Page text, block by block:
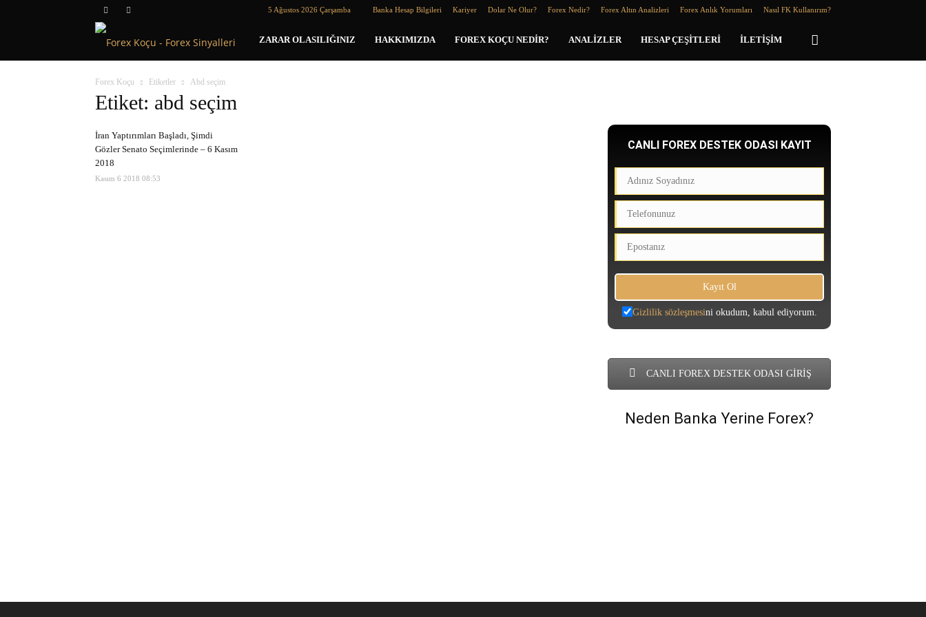
5 Ağustos 2026 Çarşamba Banka Hesap Bilgileri Kariyer Dolar Ne Olur? Forex Nedir? Forex Altın Analizleri Forex Anlık Yorumları Nasıl FK Kullanırım?
Forex
ZARAR OLASILIĞINIZ HAKKIMIZDA FOREX KOÇU NEDIR? ANALIZLER HESAP ÇEŞITLERI İLETIŞIM
Forex Koçu Etiketler Abd seçim
Etiket: abd seçim
İran Yaptırımları Başladı, Şimdi
Gözler Senato Seçimlerinde – 6 Kasım
2018
Kasım 6 2018 08:53
CANLI FOREX DESTEK ODASI KAYIT
Gizlilik sözleşmesini okudum, kabul ediyorum.
CANLI FOREX DESTEK ODASI GİRİŞ
Neden Banka Yerine Forex?